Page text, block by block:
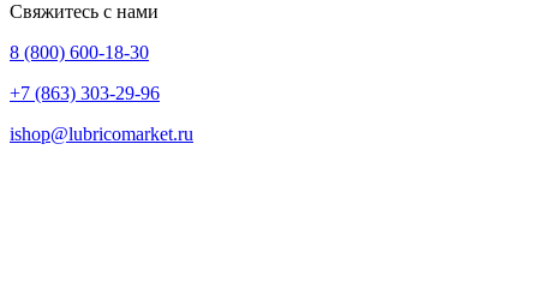
Свяжитесь с нами
8 (800) 600-18-30
+7 (863) 303-29-96
ishop@lubricomarket.ru